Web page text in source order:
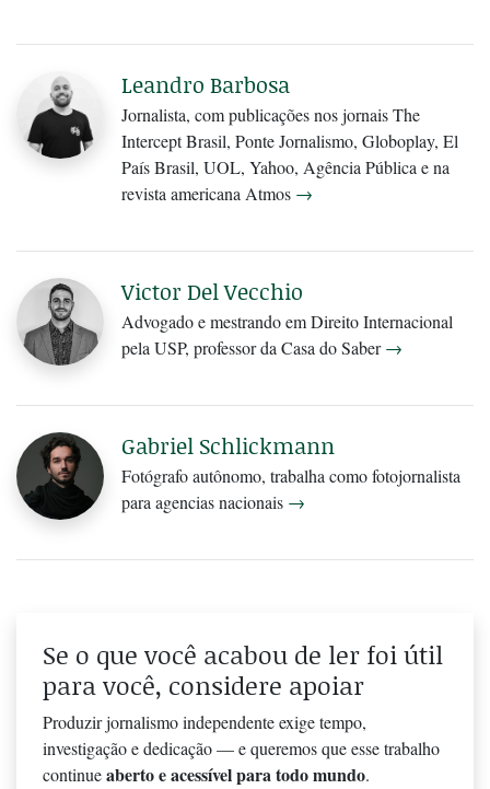
Leandro Barbosa
Jornalista, com publicações nos jornais The
Intercept Brasil, Ponte Jornalismo, Globoplay, El
País Brasil, UOL, Yahoo, Agência Pública e na
revista americana Atmos →
Victor Del Vecchio
Advogado e mestrando em Direito Internacional
pela USP, professor da Casa do Saber→
Gabriel Schlickmann
Fotógrafo autônomo, trabalha como fotojornalista
para agencias nacionais →
Se o que você acabou de ler foi útil
para você, considere apoiar
Produzir jornalismo independente exige tempo,
investigação e dedicação — e queremos que esse trabalho
continueaberto e acessível para todo mundo.